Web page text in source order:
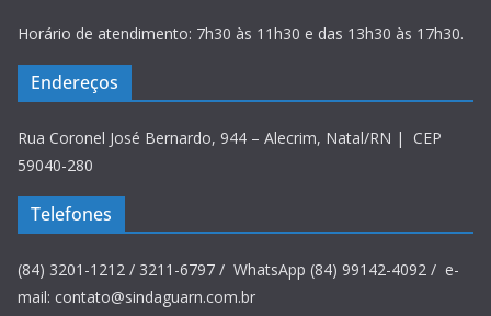
Horário de atendimento: 7h30 às 11h30 e das 13h30 às 17h30.
Endereços
Rua Coronel José Bernardo, 944 – Alecrim, Natal/RN | CEP
59040-280
Telefones
(84) 3201-1212 / 3211-6797 / WhatsApp (84) 99142-4092 / e-
mail: contato@sindaguarn.com.br